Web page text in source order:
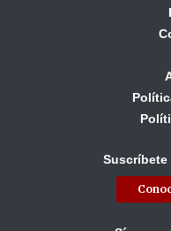
Suscríbete